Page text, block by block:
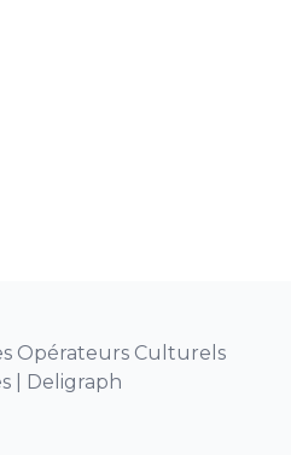
Opérateurs Culturels
| Deligraph